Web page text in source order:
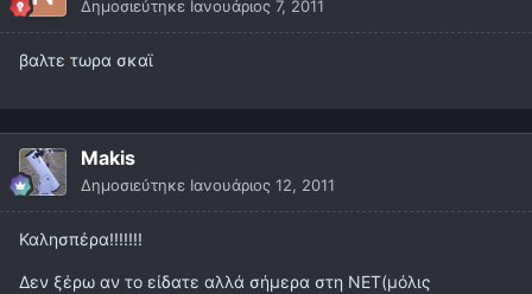
Δημοσιεύτηκε Ιανουάριος 7, 2011
βαλτε τωρα σκαϊ
Makis
Δημοσιεύτηκε Ιανουάριος 12, 2011
Καλησπέρα!!!!!!!
Δεν ξέρω αν το είδατε αλλά σήμερα στη ΝΕΤ(μόλις